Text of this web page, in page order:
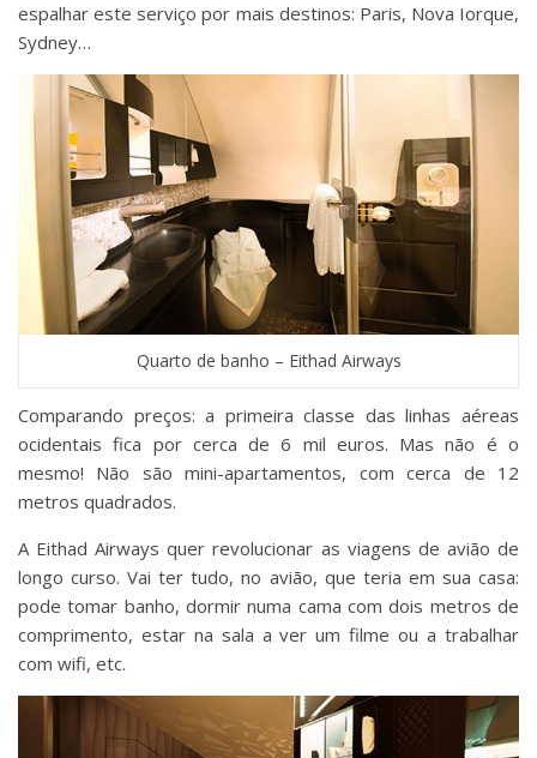
espalhar este serviço por mais destinos: Paris, Nova Iorque,
Sydney…
Quarto de banho – Eithad Airways
Comparando preços: a primeira classe das linhas aéreas
ocidentais fica por cerca de 6 mil euros. Mas não é o
mesmo! Não são mini-apartamentos, com cerca de 12
metros quadrados.
A Eithad Airways quer revolucionar as viagens de avião de
longo curso. Vai ter tudo, no avião, que teria em sua casa:
pode tomar banho, dormir numa cama com dois metros de
comprimento, estar na sala a ver um filme ou a trabalhar
com wifi, etc.